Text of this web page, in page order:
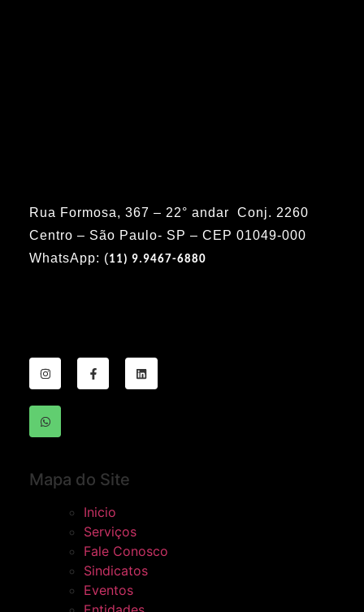
Rua Formosa, 367 – 22° andar Conj. 2260
Centro – São Paulo- SP – CEP 01049-000
WhatsApp: (11) 9.9467-6880
Mapa do Site
Inicio
Serviços
Fale Conosco
Sindicatos
Eventos